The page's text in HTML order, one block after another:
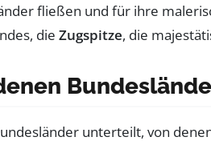
fließen und für ihre
die Zugspitze, die
unterteilt, von